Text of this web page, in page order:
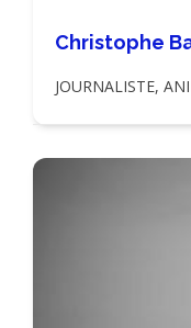
Christophe
JOURNALISTE,